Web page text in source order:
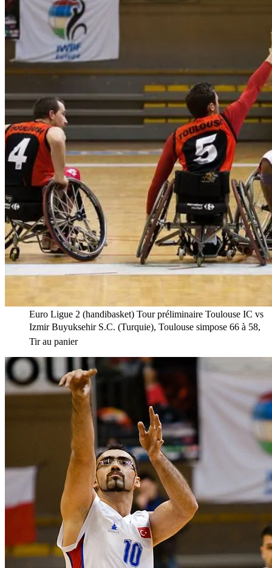
Euro Ligue 2 (handibasket) Tour préliminaire Toulouse IC vs
Izmir Buyuksehir S.C. (Turquie), Toulouse simpose 66 à 58,
Tir au panier